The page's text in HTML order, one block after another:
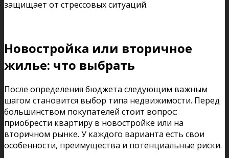
защищает от стрессовых ситуаций.
Новостройка или вторичное
жилье: что выбрать
После определения бюджета следующим важным
шагом становится выбор типа недвижимости. Перед
большинством покупателей стоит вопрос:
приобрести квартиру в новостройке или на
вторичном рынке. У каждого варианта есть свои
особенности, преимущества и потенциальные риски.